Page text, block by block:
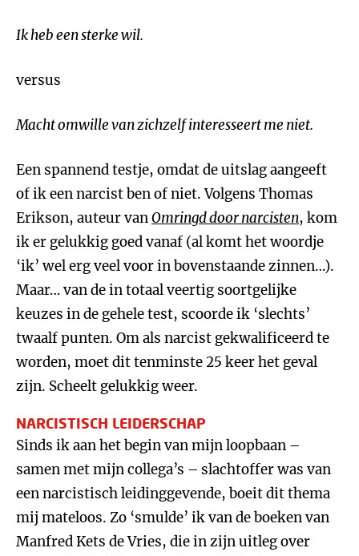
Ik heb een sterke wil.
versus
Macht omwille van zichzelf interesseert me niet.
Een spannend testje, omdat de uitslag aangeeft
of ik een narcist ben of niet. Volgens Thomas
Erikson, auteur vanOmringd door narcisten, kom
ik er gelukkig goed vanaf (al komt het woordje
‘ik’ wel erg veel voor in bovenstaande zinnen…).
Maar… van de in totaal veertig soortgelijke
keuzes in de gehele test, scoorde ik ‘slechts’
twaalf punten. Om als narcist gekwalificeerd te
worden, moet dit tenminste 25 keer het geval
zijn. Scheelt gelukkig weer.
NARCISTISCH LEIDERSCHAP
Sinds ik aan het begin van mijn loopbaan –
samen met mijn collega’s – slachtoffer was van
een narcistisch leidinggevende, boeit dit thema
mij mateloos. Zo ‘smulde’ ik van de boeken van
Manfred Kets de Vries, die in zijn uitleg over